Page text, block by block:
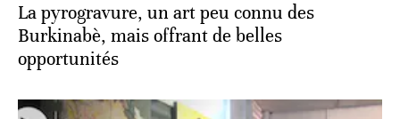
La pyrogravure, un art peu connu des
Burkinabè, mais offrant de belles
opportunités